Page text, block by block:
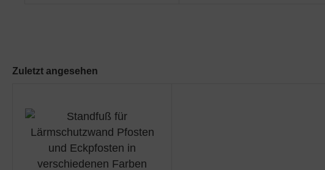
Zuletzt angesehen